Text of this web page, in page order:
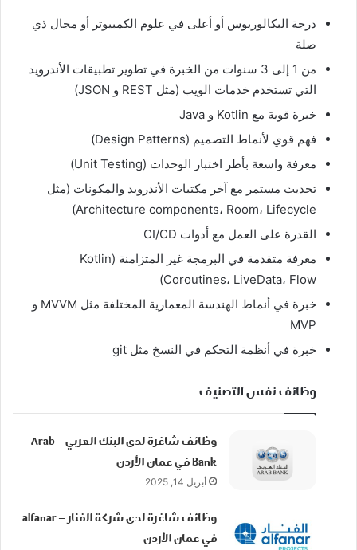
درجة البكالوريوس أو أعلى في علوم الكمبيوتر أو مجال ذي
صلة
من 1 إلى 3 سنوات من الخبرة في تطوير تطبيقات الأندرويد
التي تستخدم خدمات الويب (مثل REST و JSON)
خبرة قوية مع Kotlin و Java
فهم قوي لأنماط التصميم (Design Patterns)
معرفة واسعة بأطر اختبار الوحدات (Unit Testing)
تحديث مستمر مع آخر مكتبات الأندرويد والمكونات (مثل
Architecture components، Room، Lifecycle)
القدرة على العمل مع أدوات CI/CD
معرفة متقدمة في البرمجة غير المتزامنة (Kotlin
Coroutines، LiveData، Flow)
خبرة في أنماط الهندسة المعمارية المختلفة مثل MVVM و
MVP
خبرة في أنظمة التحكم في النسخ مثل git
وظائف نفس التصنيف
وظائف شاغرة لدى البنك العربي – Arab
Bank في عمان الأردن
أبريل 14, 2025
وظائف شاغرة لدى شركة الفنار – alfanar
في عمان الأردن